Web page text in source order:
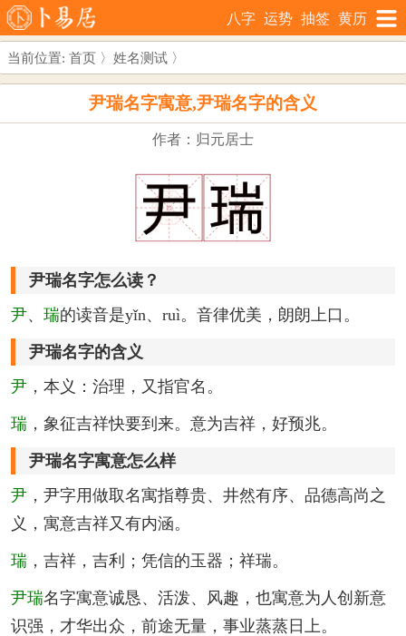
八字 运势 抽签 黄历
当前位置: 首页 〉 姓名测试 〉
尹瑞名字寓意,尹瑞名字的含义
作者：归元居士
尹瑞名字怎么读？
尹、 瑞的读音是yǐn、ruì。音律优美，朗朗上口。
尹瑞名字的含义
尹 ，本义：治理，又指官名。
瑞 ，象征吉祥快要到来。意为吉祥，好预兆。
尹瑞名字寓意怎么样
尹 ，尹字用做取名寓指尊贵、井然有序、品德高尚之
义，寓意吉祥又有内涵。
瑞 ，吉祥，吉利；凭信的玉器；祥瑞。
尹瑞名字寓意诚恳、活泼、风趣，也寓意为人创新意
识强，才华出众，前途无量，事业蒸蒸日上。